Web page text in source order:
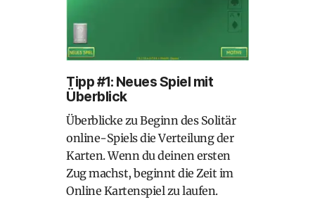
Tipp #1: Neues Spiel mit
Überblick
Überblicke zu Beginn des Solitär
online-Spiels die Verteilung der
Karten. Wenn du deinen ersten
Zug machst, beginnt die Zeit im
Online Kartenspiel zu laufen.